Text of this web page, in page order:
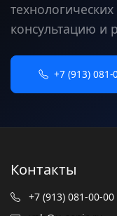
консультацию и
+7 (913) 081-
Контакты
+7 (913) 081-00-00